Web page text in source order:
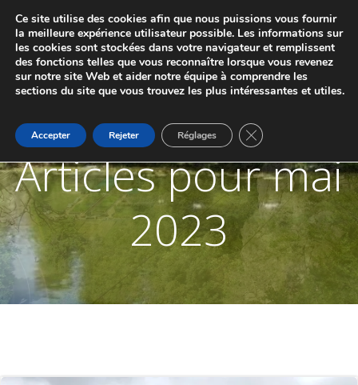
au
contenu
JUMELAGE DE MARCHE-LES-DAMES ET
PONTAILLER-SUR-SAÔNE
Articles pour mai
2023
Ce site utilise des cookies afin que nous puissions vous fournir
la meilleure expérience utilisateur possible. Les informations sur
les cookies sont stockées dans votre navigateur et remplissent
des fonctions telles que vous reconnaître lorsque vous revenez
sur notre site Web et aider notre équipe à comprendre les
sections du site que vous trouvez les plus intéressantes et utiles.
Accepter Rejeter Réglages Fermer la bannière